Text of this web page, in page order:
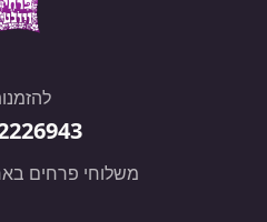
משלוחי פרחים